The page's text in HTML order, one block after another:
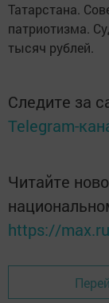
Татарстана.
патриотизма.
тысяч рублей.
Следите за
Telegram-
Читайте
https://